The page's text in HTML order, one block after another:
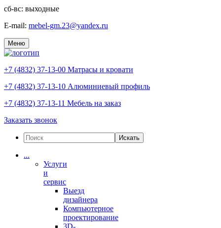
сб-вс: выходные
E-mail: mebel-gm.23@yandex.ru
Меню
+7 (4832) 37-13-00 Матрасы и кровати
+7 (4832) 37-13-10 Алюминиевый профиль
+7 (4832) 37-13-11 Мебель на заказ
Заказать звонок
Искать
...
Услуги
и
сервис
Выезд
дизайнера
Компьютерное
проектирование
3D-